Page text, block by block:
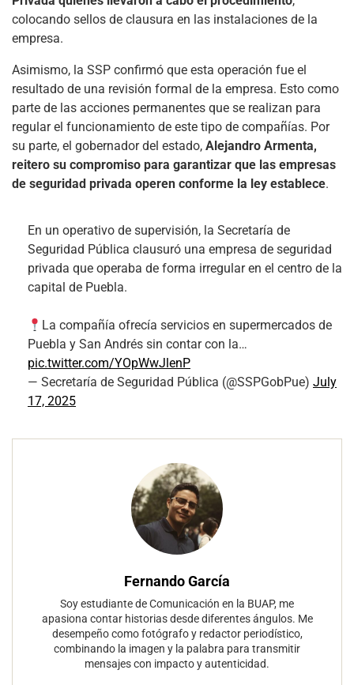
colocando sellos de clausura en las instalaciones de la
empresa.
Asimismo, la SSP confirmó que esta operación fue el
resultado de una revisión formal de la empresa. Esto como
parte de las acciones permanentes que se realizan para
regular el funcionamiento de este tipo de compañías. Por
su parte, el gobernador del estado, Alejandro Armenta,
reitero su compromiso para garantizar que las empresas
de seguridad privada operen conforme la ley establece.
En un operativo de supervisión, la Secretaría de
Seguridad Pública clausuró una empresa de seguridad
privada que operaba de forma irregular en el centro de la
capital de Puebla.
La compañía ofrecía servicios en supermercados de
Puebla y San Andrés sin contar con la…
pic.twitter.com/YOpWwJlenP
— Secretaría de Seguridad Pública (@SSPGobPue) July
17, 2025
Fernando García
Soy estudiante de Comunicación en la BUAP, me
apasiona contar historias desde diferentes ángulos. Me
desempeño como fotógrafo y redactor periodístico,
combinando la imagen y la palabra para transmitir
mensajes con impacto y autenticidad.